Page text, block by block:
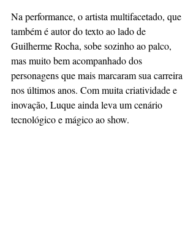
Na performance, o artista multifacetado, que
também é autor do texto ao lado de
Guilherme Rocha, sobe sozinho ao palco,
mas muito bem acompanhado dos
personagens que mais marcaram sua carreira
nos últimos anos. Com muita criatividade e
inovação, Luque ainda leva um cenário
tecnológico e mágico ao show.